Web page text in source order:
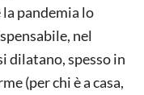
pandemia lo
nel
dilatano, spesso in
(per chi è a casa,